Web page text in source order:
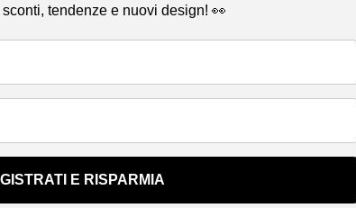
tendenze e nuovi design! 👀
E RISPARMIA